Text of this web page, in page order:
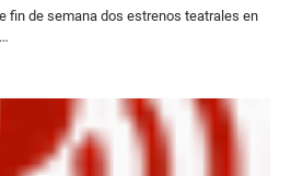
fin de semana dos estrenos teatrales en